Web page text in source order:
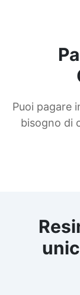
Puoi pagare
bisogno di